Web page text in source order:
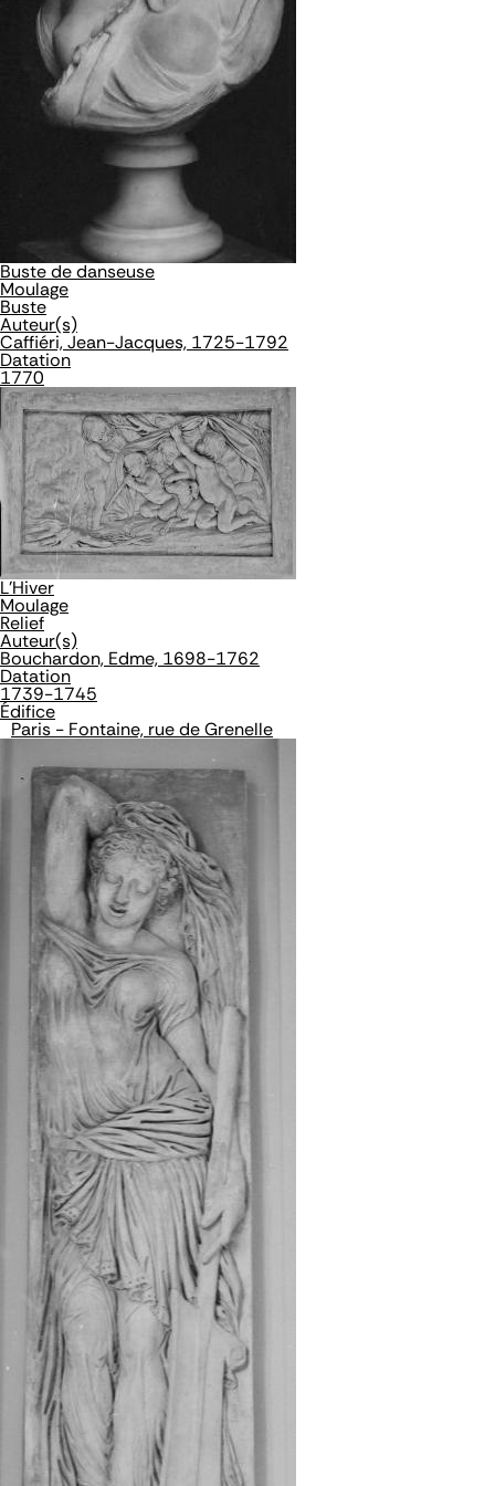
Buste de danseuse
Moulage
Buste
Auteur(s)
Caffiéri, Jean-Jacques, 1725-1792
Datation
1770
L'Hiver
Moulage
Relief
Auteur(s)
Bouchardon, Edme, 1698-1762
Datation
1739-1745
Édifice
Paris - Fontaine, rue de Grenelle